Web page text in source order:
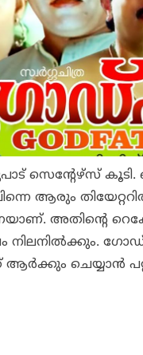
സെന്റേഴ്സ് കൂടി.
ആരും
അതിന്റെ
നിലനിൽക്കും.
ചെയ്യാൻ